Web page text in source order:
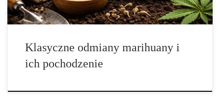
Klasyczne odmiany marihuany i
ich pochodzenie